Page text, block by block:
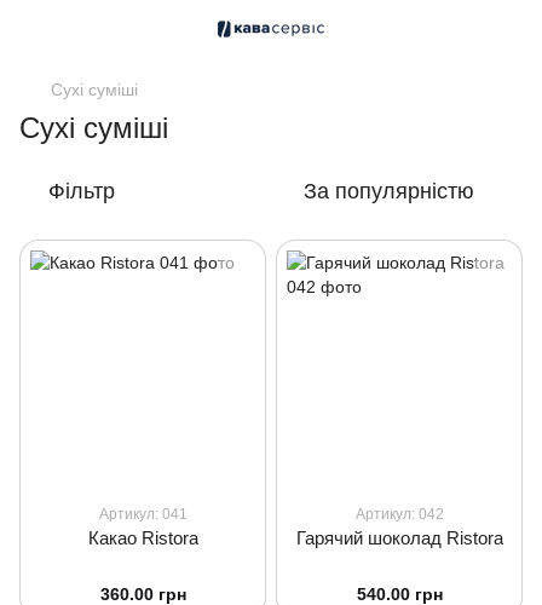
Сухі суміші
Сухі суміші
Фільтр За популярністю
Артикул: 041
Какао Ristora
360.00 грн
Артикул: 042
Гарячий шоколад Ristora
540.00 грн